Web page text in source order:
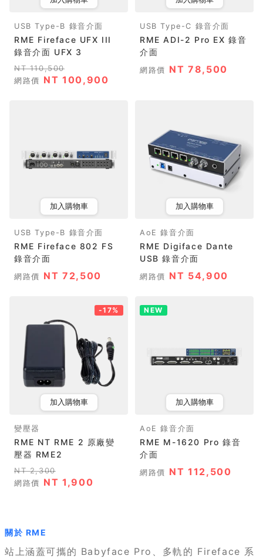
USB Type-B 錄音介面
RME Fireface UFX III
錄音介面 UFX 3
NT 110,500
網路價 NT 100,900
USB Type-C 錄音介面
RME ADI-2 Pro EX 錄音
介面
網路價 NT 78,500
加入購物車
USB Type-B 錄音介面
RME Fireface 802 FS
錄音介面
網路價 NT 72,500
加入購物車
AoE 錄音介面
RME Digiface Dante
USB 錄音介面
網路價 NT 54,900
-17%
加入購物車
變壓器
RME NT RME 2 原廠變
壓器 RME2
NT 2,300
網路價 NT 1,900
NEW
加入購物車
AoE 錄音介面
RME M-1620 Pro 錄音
介面
網路價 NT 112,500
關於 RME
站上涵蓋可攜的 Babyface Pro、多軌的 Fireface 系